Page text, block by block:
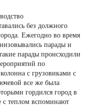
без должного
Ежегодно во время
парады и
парады происходили
по
с грузовиками с
все же была
гордился город в
с теплом вспоминают